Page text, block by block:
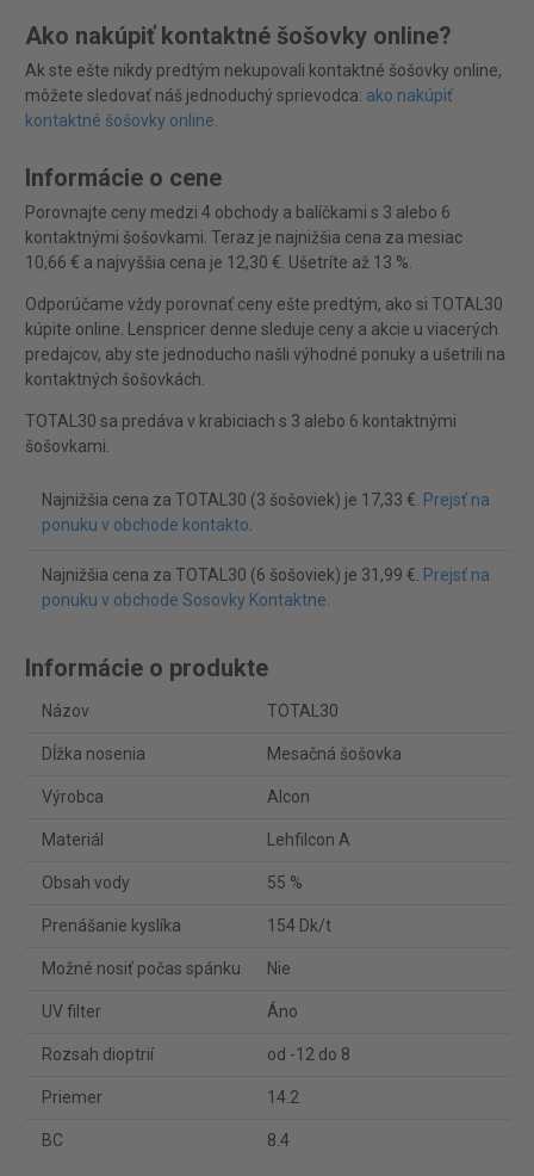
Ako nakúpiť kontaktné šošovky online?
Ak ste ešte nikdy predtým nekupovali kontaktné šošovky online,
môžete sledovať náš jednoduchý sprievodca: ako nakúpiť
kontaktné šošovky online.
Informácie o cene
Porovnajte ceny medzi 4 obchody a balíčkami s 3 alebo 6
kontaktnými šošovkami. Teraz je najnižšia cena za mesiac
10,66 € a najvyššia cena je 12,30 €. Ušetríte až 13 %.
Odporúčame vždy porovnať ceny ešte predtým, ako si TOTAL30
kúpite online. Lenspricer denne sleduje ceny a akcie u viacerých
predajcov, aby ste jednoducho našli výhodné ponuky a ušetrili na
kontaktných šošovkách.
TOTAL30 sa predáva v krabiciach s 3 alebo 6 kontaktnými
šošovkami.
Najnižšia cena za TOTAL30 (3 šošoviek) je 17,33 €. Prejsť na
ponuku v obchode kontakto.
Najnižšia cena za TOTAL30 (6 šošoviek) je 31,99 €. Prejsť na
ponuku v obchode Sosovky Kontaktne.
Informácie o produkte
Názov TOTAL30
Dĺžka nosenia Mesačná šošovka
Výrobca Alcon
Materiál Lehfilcon A
Obsah vody 55 %
Prenášanie kyslíka 154 Dk/t
Možné nosiť počas spánku Nie
UV filter Áno
Rozsah dioptrií od -12 do 8
Priemer 14.2
BC 8.4